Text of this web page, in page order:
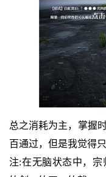
总之消耗为主，掌握
百通过，但是我觉得
注:在无脑状态中，